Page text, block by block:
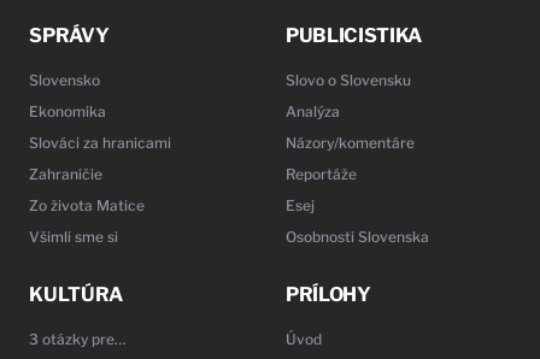
SPRÁVY
Slovensko
Ekonomika
Slováci za hranicami
Zahraničie
Zo života Matice
Všimli sme si
PUBLICISTIKA
Slovo o Slovensku
Analýza
Názory/komentáre
Reportáže
Esej
Osobnosti Slovenska
KULTÚRA
3 otázky pre…
PRÍLOHY
Úvod